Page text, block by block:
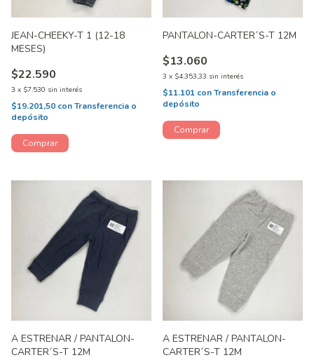
JEAN-CHEEKY-T 1 (12-18
MESES)
$22.590
3 x $7.530 sin interés
$19.201,50 conTransferencia o
depósito
PANTALON-CARTER´S-T 12M
$13.060
3 x $4.353,33 sin interés
$11.101 conTransferencia o
depósito
A ESTRENAR / PANTALON-
CARTER´S-T 12M
A ESTRENAR / PANTALON-
CARTER´S-T 12M